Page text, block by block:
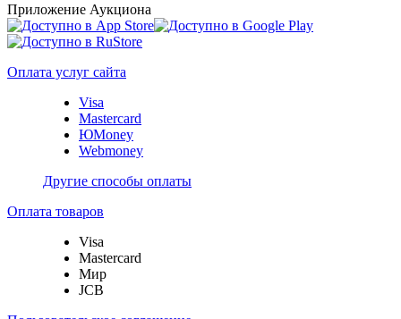
Приложение Аукциона
Оплата услуг сайта
Visa
Mastercard
ЮMoney
Webmoney
Другие способы оплаты
Оплата товаров
Visa
Mastercard
Мир
JCB